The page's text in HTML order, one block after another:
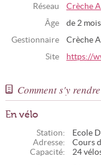
Réseau
Crèche
Âge
de 2
Gestionnaire
Crèche
Site
https://
Comment s'y rendre
En vélo
Station:
Ecole
Adresse:
Cours
Capacité:
24